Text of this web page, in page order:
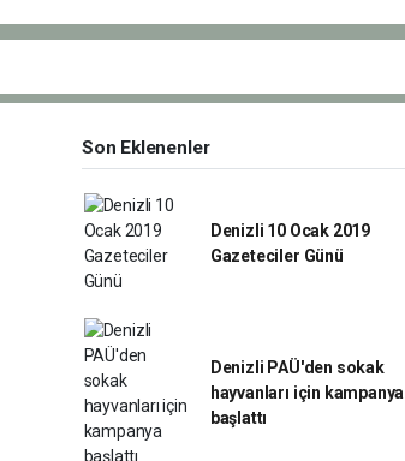
Son Eklenenler
Denizli 10 Ocak 2019
Gazeteciler Günü
Denizli PAÜ'den sokak
hayvanları için kampanya
başlattı